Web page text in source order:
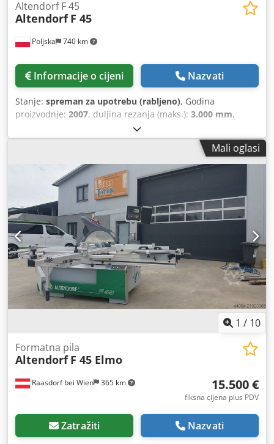
Poljska 740 km
Altendorf F 45
Altendorf F 45
Informacije o cijeni Nazvati
Stanje: spreman za upotrebu (rabljeno), Godina
proizvodnje: 2007, duljina rezanja (maks.): 3.000 mm,
Panelna pila proizvedena 2007. godine. Ova Altendorf F 45
ima duljinu rezanja od 3000 mm, glavnu pilu snage 5,5 KW
i maksimalni promjer glavnog lista pile od 500 mm. Ako
tražite visokokvalitetne mogućnosti rezanja, razmislite o
panelnoj pili Altendorf F 45 koju imamo na prodaju.
Kontaktirajte nas za više informacija. • Snaga glavnog
motora pile: 5,5 kW • Promjer glavnog lista pile: maks. 500
mm Dcjdpfx Adezc I Sfs Sok • Snaga motora za rezanje:
0,75 kW • duljina rezanja 3000 mm
Mali oglasi
1 / 10
Raasdorf bei Wien 365 km
Formatna pila
Altendorf F 45 Elmo
15.500 €
fiksna cijena plus PDV
Zatražiti Nazvati